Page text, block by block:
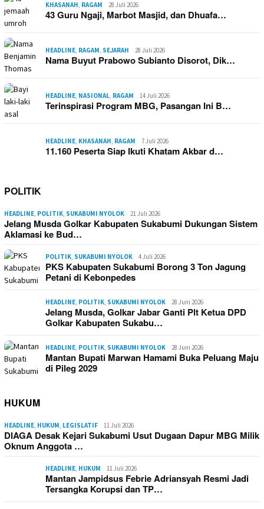
KHASANAH, RAGAM 28 Juli 2026
43 Guru Ngaji, Marbot Masjid, dan Dhuafa…
HEADLINE, RAGAM, SEJARAH 28 Juli 2026
Nama Buyut Prabowo Subianto Disorot, Dik…
HEADLINE, NASIONAL, RAGAM 14 Juli 2026
Terinspirasi Program MBG, Pasangan Ini B…
HEADLINE, KHASANAH, RAGAM 7 Juli 2026
11.160 Peserta Siap Ikuti Khatam Akbar d…
POLITIK
HEADLINE, POLITIK, SUKABUMI NYOLOK 21 Juli 2026
Jelang Musda Golkar Kabupaten Sukabumi Dukungan Sistem
Aklamasi ke Bud…
POLITIK, SUKABUMI NYOLOK 4 Juli 2026
PKS Kabupaten Sukabumi Borong 3 Ton Jagung
Petani di Kebonpedes
HEADLINE, POLITIK, SUKABUMI NYOLOK 28 Juni 2026
Jelang Musda, Golkar Jabar Ganti Plt Ketua DPD
Golkar Kabupaten Sukabu…
HEADLINE, POLITIK, SUKABUMI NYOLOK 28 Juni 2026
Mantan Bupati Marwan Hamami Buka Peluang Maju
di Pileg 2029
HUKUM
HEADLINE, HUKUM, LEGISLATIF 11 Juli 2026
DIAGA Desak Kejari Sukabumi Usut Dugaan Dapur MBG Milik
Oknum Anggota …
HEADLINE, HUKUM 11 Juli 2026
Mantan Jampidsus Febrie Adriansyah Resmi Jadi
Tersangka Korupsi dan TP…